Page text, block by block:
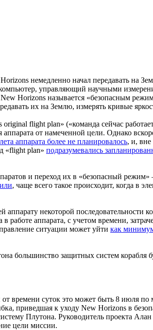
немедленно начал передавать на
управляющий научными
Horizons называется «безопасным
их на Землю, измерять кривые
flight plan» («команда сейчас
от намеченной цели. Однако
аппарата более не планировалось, и, вне
«flight plan» подразумевались
и переход их в «безопасный режим»
, чаще всего такое происходит, когда в
некоторой последовательности
работе аппарата, с учетом времени,
ситуации может уйти как
большинство защитных систем
времени суток это может быть 8 июля
приведшая к уходу New Horizons в
Плутона. Руководитель проекта
цели миссии.